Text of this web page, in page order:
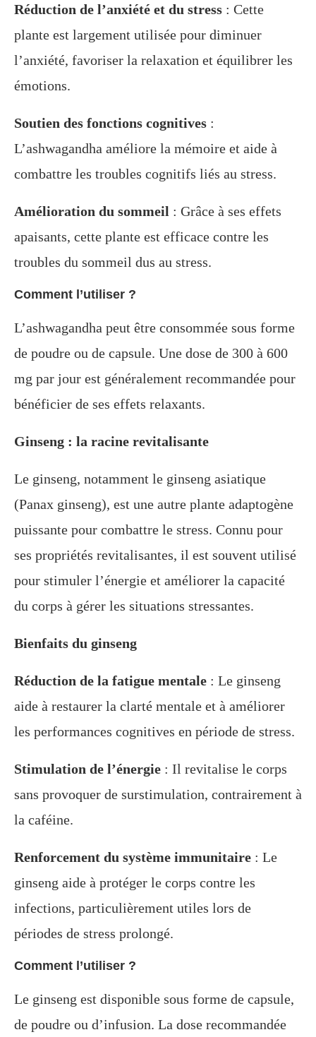
Réduction de l’anxiété et du stress : Cette
plante est largement utilisée pour diminuer
l’anxiété, favoriser la relaxation et équilibrer les
émotions.
Soutien des fonctions cognitives :
L’ashwagandha améliore la mémoire et aide à
combattre les troubles cognitifs liés au stress.
Amélioration du sommeil : Grâce à ses effets
apaisants, cette plante est efficace contre les
troubles du sommeil dus au stress.
Comment l’utiliser ?
L’ashwagandha peut être consommée sous forme
de poudre ou de capsule. Une dose de 300 à 600
mg par jour est généralement recommandée pour
bénéficier de ses effets relaxants.
Ginseng : la racine revitalisante
Le ginseng, notamment le ginseng asiatique
(Panax ginseng), est une autre plante adaptogène
puissante pour combattre le stress. Connu pour
ses propriétés revitalisantes, il est souvent utilisé
pour stimuler l’énergie et améliorer la capacité
du corps à gérer les situations stressantes.
Bienfaits du ginseng
Réduction de la fatigue mentale : Le ginseng
aide à restaurer la clarté mentale et à améliorer
les performances cognitives en période de stress.
Stimulation de l’énergie : Il revitalise le corps
sans provoquer de surstimulation, contrairement à
la caféine.
Renforcement du système immunitaire : Le
ginseng aide à protéger le corps contre les
infections, particulièrement utiles lors de
périodes de stress prolongé.
Comment l’utiliser ?
Le ginseng est disponible sous forme de capsule,
de poudre ou d’infusion. La dose recommandée